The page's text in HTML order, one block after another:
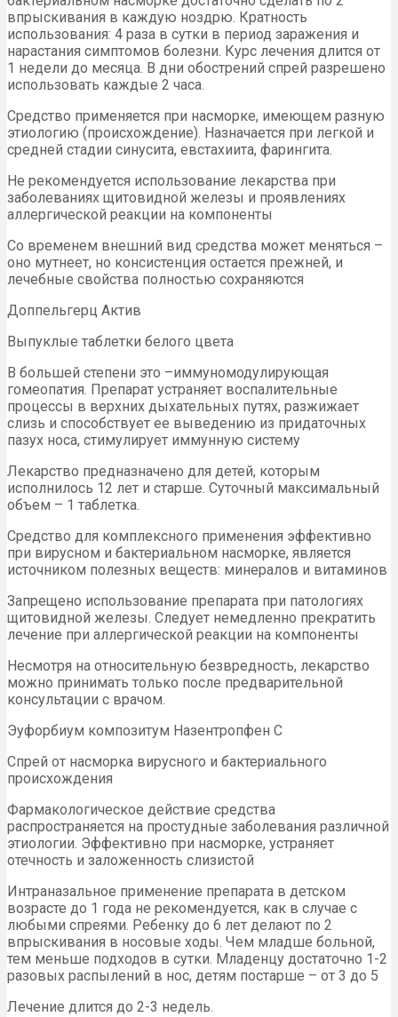
впрыскивания в каждую ноздрю. Кратность
использования: 4 раза в сутки в период заражения и
нарастания симптомов болезни. Курс лечения длится от
1 недели до месяца. В дни обострений спрей разрешено
использовать каждые 2 часа.
Средство применяется при насморке, имеющем разную
этиологию (происхождение). Назначается при легкой и
средней стадии синусита, евстахиита, фарингита.
Не рекомендуется использование лекарства при
заболеваниях щитовидной железы и проявлениях
аллергической реакции на компоненты
Со временем внешний вид средства может меняться –
оно мутнеет, но консистенция остается прежней, и
лечебные свойства полностью сохраняются
Доппельгерц Актив
Выпуклые таблетки белого цвета
В большей степени это –иммуномодулирующая
гомеопатия. Препарат устраняет воспалительные
процессы в верхних дыхательных путях, разжижает
слизь и способствует ее выведению из придаточных
пазух носа, стимулирует иммунную систему
Лекарство предназначено для детей, которым
исполнилось 12 лет и старше. Суточный максимальный
объем – 1 таблетка.
Средство для комплексного применения эффективно
при вирусном и бактериальном насморке, является
источником полезных веществ: минералов и витаминов
Запрещено использование препарата при патологиях
щитовидной железы. Следует немедленно прекратить
лечение при аллергической реакции на компоненты
Несмотря на относительную безвредность, лекарство
можно принимать только после предварительной
консультации с врачом.
Эуфорбиум композитум Назентропфен С
Спрей от насморка вирусного и бактериального
происхождения
Фармакологическое действие средства
распространяется на простудные заболевания различной
этиологии. Эффективно при насморке, устраняет
отечность и заложенность слизистой
Интраназальное применение препарата в детском
возрасте до 1 года не рекомендуется, как в случае с
любыми спреями. Ребенку до 6 лет делают по 2
впрыскивания в носовые ходы. Чем младше больной,
тем меньше подходов в сутки. Младенцу достаточно 1-2
разовых распылений в нос, детям постарше – от 3 до 5
Лечение длится до 2-3 недель.